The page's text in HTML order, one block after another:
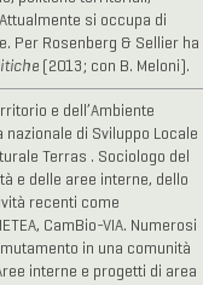
si occupa di
Per Rosenberg & Sellier ha
(2013; con B. Meloni).
e dell’Ambiente
di Sviluppo Locale
Terras . Sociologo del
e delle aree interne, dello
recenti come
CamBio-VIA. Numerosi
in una comunità
interne e progetti di area